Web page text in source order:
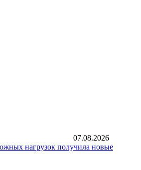
07.08.2026
нагрузок получила новые